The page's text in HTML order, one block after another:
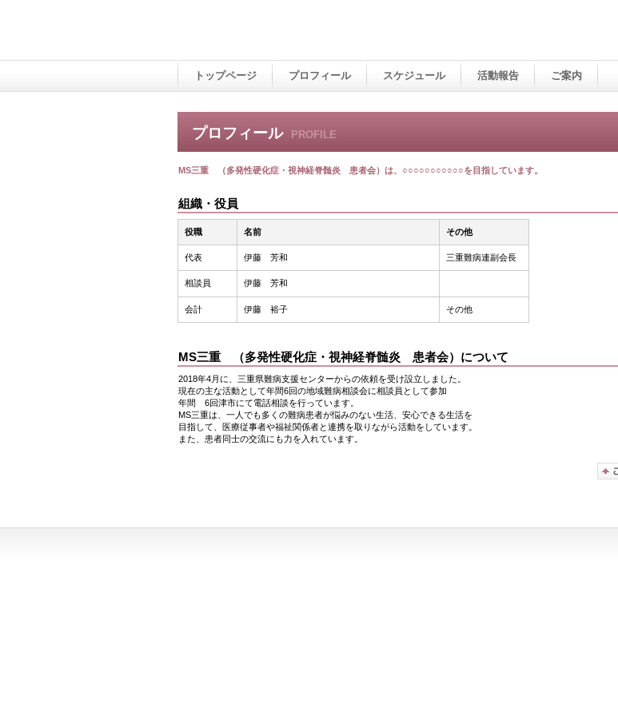
プロフィール PROFILE
MS三重 （多発性硬化症・視神経脊髄炎 患者会）は、○○○○○○○○○○○を目指しています。
組織・役員
役職 名前 その他
代表 伊藤 芳和 三重難病連副会長
相談員 伊藤 芳和
会計 伊藤 裕子 その他
MS三重 （多発性硬化症・視神経脊髄炎 患者会）について
2018年4月に、三重県難病支援センターからの依頼を受け設立しました。
現在の主な活動として年間6回の地域難病相談会に相談員として参加
年間 6回津市にて電話相談を行っています。
MS三重は、一人でも多くの難病患者が悩みのない生活、安心できる生活を
目指して、医療従事者や福祉関係者と連携を取りながら活動をしています。
また、患者同士の交流にも力を入れています。
トップページ プロフィール スケジュール 活動報告 ご案内